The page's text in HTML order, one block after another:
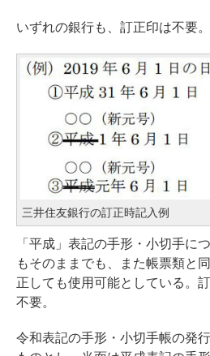
いずれの銀行も、訂正印は不要。
三井住友銀行の訂正時記入例
「平成」表記の手形・小切手に
もそのままでも、また帳票類と
正しても使用可能としている。
不要。
令和表記の手形・小切手帳の発